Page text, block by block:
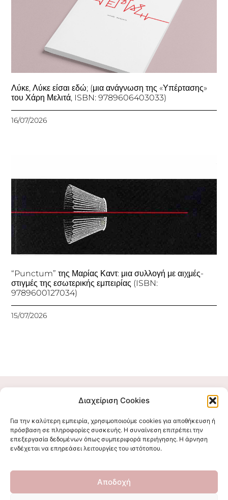
Διαχείριση Cookies
Για την καλύτερη εμπειρία, χρησιμοποιούμε cookies για αποθήκευση ή
πρόσβαση σε πληροφορίες συσκευής. Η συναίνεση επιτρέπει την
επεξεργασία δεδομένων όπως συμπεριφορά περιήγησης. Η άρνηση
ενδέχεται να επηρεάσει λειτουργίες του ιστότοπου.
Αποδοχή
Λύκε, Λύκε είσαι εδώ; (μια ανάγνωση της «Υπέρτασης»
του Χάρη Μελιτά, ISBN: 9789606403033)
16/07/2026
“Punctum” της Μαρίας Καντ: μια συλλογή με αιχμές-
στιγμές της εσωτερικής εμπειρίας (ISBN:
9789600127034)
15/07/2026
Ακολουθήστε μας